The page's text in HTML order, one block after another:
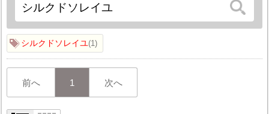
シルクドソレイユ 1
前へ 1 次へ